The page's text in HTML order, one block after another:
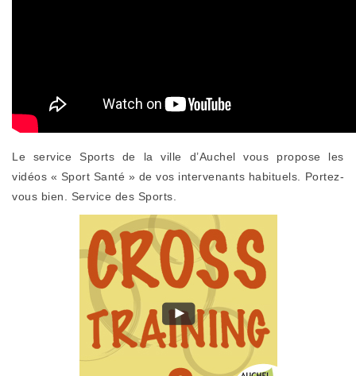
Le service Sports de la ville d’Auchel vous propose les
vidéos « Sport Santé » de vos intervenants habituels. Portez-
vous bien. Service des Sports.